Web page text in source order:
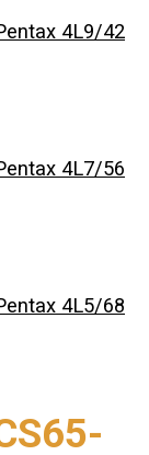
4L9/42
4L7/56
4L5/68